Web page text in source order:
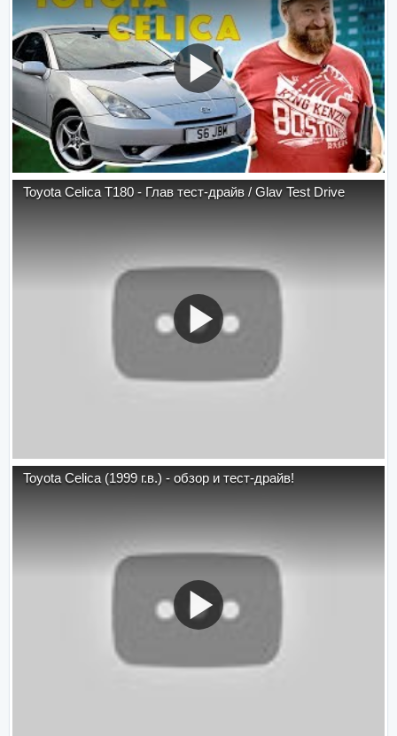
Toyota Celica T180 - Глав тест-драйв / Glav Test Drive
Toyota Celica (1999 г.в.) - обзор и тест-драйв!